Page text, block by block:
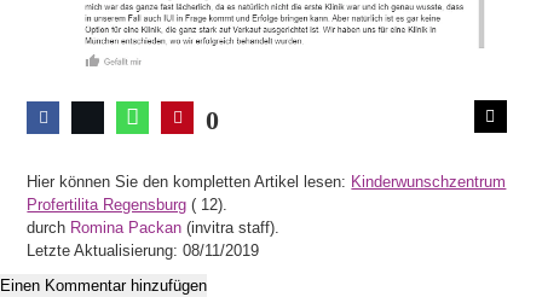
0
Hier können Sie den kompletten Artikel lesen: Kinderwunschzentrum
Profertilita Regensburg ( 12).
durch Romina Packan (invitra staff).
Letzte Aktualisierung: 08/11/2019
Einen Kommentar hinzufügen